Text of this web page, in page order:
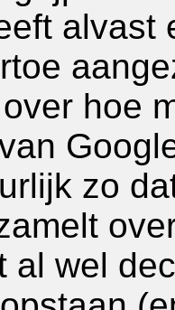
alvast
hoe
zo
al wel